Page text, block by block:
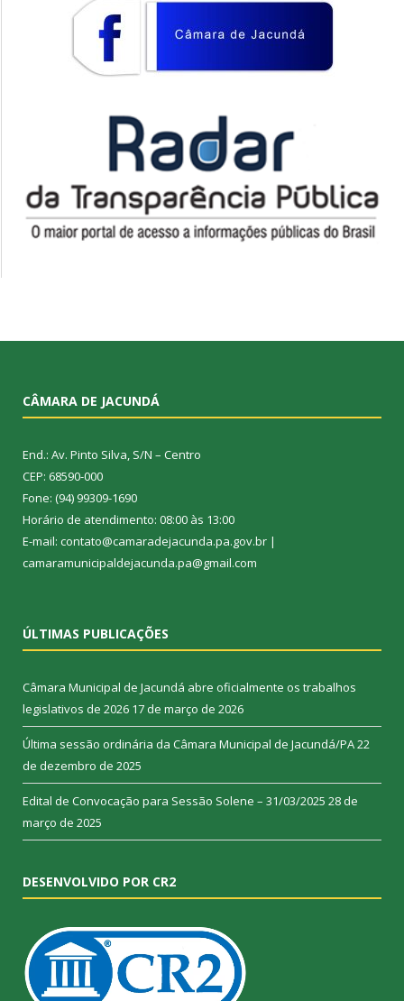
CÂMARA DE JACUNDÁ
End.: Av. Pinto Silva, S/N – Centro
CEP: 68590-000
Fone: (94) 99309-1690
Horário de atendimento: 08:00 às 13:00
E-mail: contato@camaradejacunda.pa.gov.br |
camaramunicipaldejacunda.pa@gmail.com
ÚLTIMAS PUBLICAÇÕES
Câmara Municipal de Jacundá abre oficialmente os trabalhos
legislativos de 2026 17 de março de 2026
Última sessão ordinária da Câmara Municipal de Jacundá/PA22
de dezembro de 2025
Edital de Convocação para Sessão Solene – 31/03/2025 28 de
março de 2025
DESENVOLVIDO POR CR2